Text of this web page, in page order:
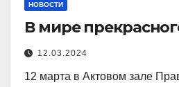
НОВОСТИ
В мире
12.03.2024
12 марта в Актовом зале